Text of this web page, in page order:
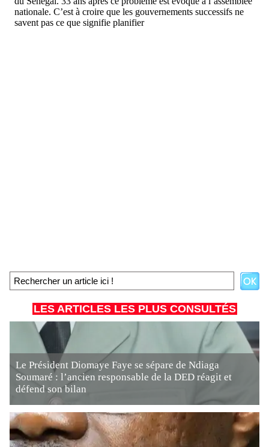
LES ARTICLES LES PLUS CONSULTÉS
Le Président Diomaye Faye se sépare de Ndiaga
Soumaré : l’ancien responsable de la DED réagit et
défend son bilan